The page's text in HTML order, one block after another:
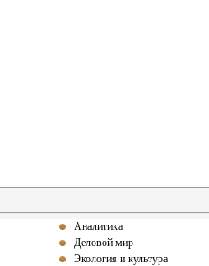
Аналитика
Деловой мир
Экология и культура